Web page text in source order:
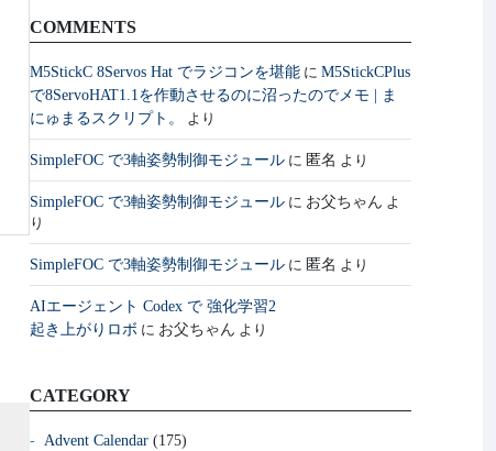
COMMENTS
M5StickC 8Servos Hat でラジコンを堪能 に M5StickCPlus
で8ServoHAT1.1を作動させるのに沼ったのでメモ | ま
にゅまるスクリプト。
より
SimpleFOC で3軸姿勢制御モジュール に 匿名 より
SimpleFOC で3軸姿勢制御モジュール に お父ちゃん よ
り
SimpleFOC で3軸姿勢制御モジュール に 匿名 より
AIエージェント Codex で 強化学習2
起き上がりロボ に お父ちゃん より
CATEGORY
Advent Calendar (175)